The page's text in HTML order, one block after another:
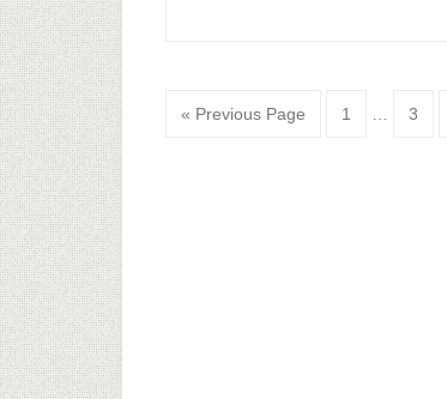
« Go
Previous Page
Go
1
Go
3